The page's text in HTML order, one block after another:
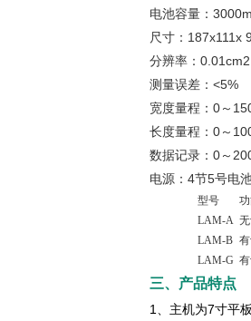
电池容量：
尺寸：187x111x
分辨率：0.01cm2
测量误差：<5%
宽度量程：0～
长度量程：0～
数据记录：0～
电源：4节5号电
型号
LAM-A
LAM-B
LAM-G
三、产品特点
1、主机为7寸平